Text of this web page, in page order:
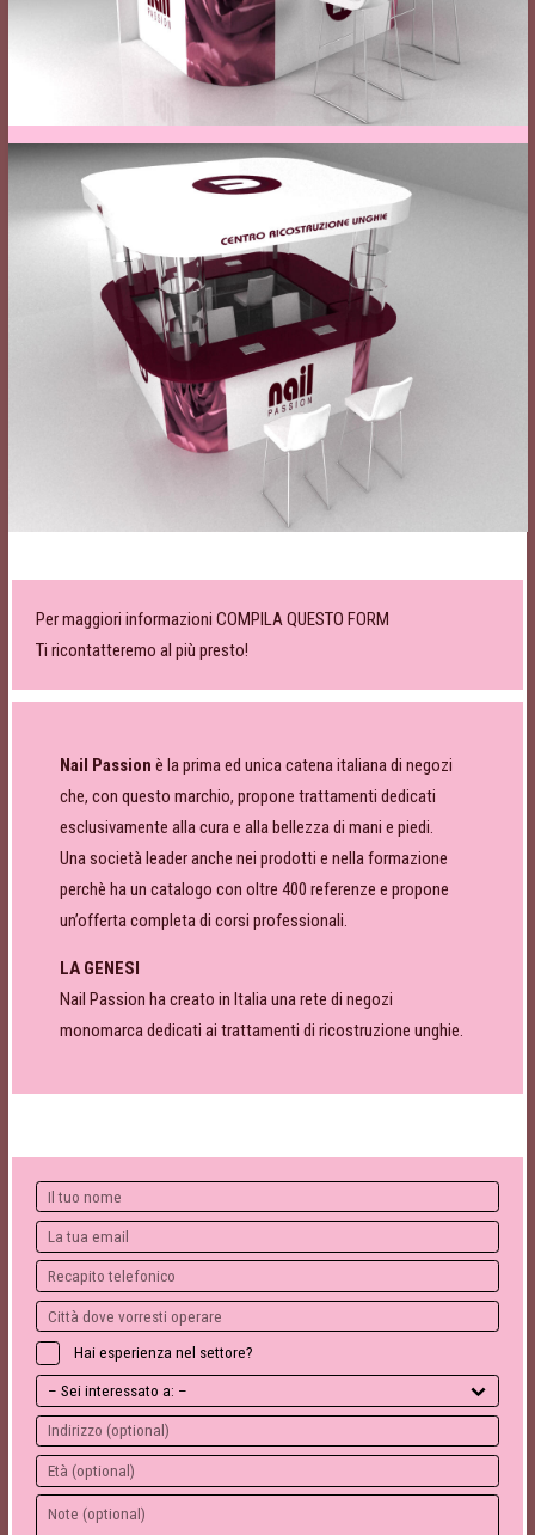
Per maggiori informazioni COMPILA QUESTO FORM
Ti ricontatteremo al più presto!
Nail Passion è la prima ed unica catena italiana di negozi
che, con questo marchio, propone trattamenti dedicati
esclusivamente alla cura e alla bellezza di mani e piedi.
Una società leader anche nei prodotti e nella formazione
perchè ha un catalogo con oltre 400 referenze e propone
un’offerta completa di corsi professionali.
LA GENESI
Nail Passion ha creato in Italia una rete di negozi
monomarca dedicati ai trattamenti di ricostruzione unghie.
Hai esperienza nel settore?